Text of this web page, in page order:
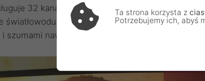
32 kanały audio i szeroką gamę kolorów
światłowodu razem z kodowaniem korygującym
i szumami nawet na największych odległościach.
Ta strona korzysta z
Potrzebujemy ich, abyś